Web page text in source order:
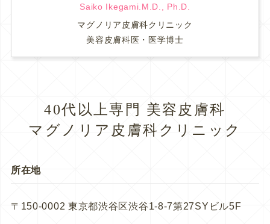
Saiko Ikegami.M.D., Ph.D.
マグノリア皮膚科クリニック
美容皮膚科医・医学博士
40代以上専門 美容皮膚科
マグノリア皮膚科クリニック
所在地
〒150-0002 東京都渋谷区渋谷1-8-7第27SYビル5F